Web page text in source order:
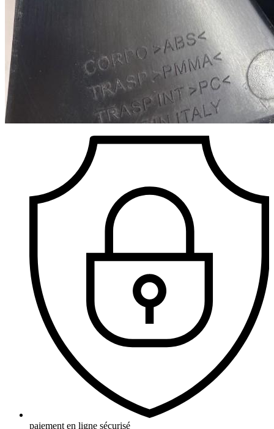
paiement en ligne sécurisé